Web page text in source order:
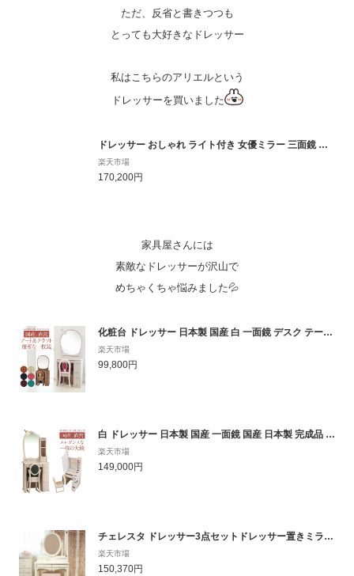
ただ、反省と書きつつも
とっても大好きなドレッサー
私はこちらのアリエルという
ドレッサーを買いました
ドレッサー おしゃれ ライト付き 女優ミラー 三面鏡 可愛い デスク 完成品 日本製 明るい LED テーブル コンパクト 照明 白 ホワイト アンティーク 姫系 かわいい 開梱設置付 女優ライト 国産 アリエル 婚礼家具 結婚 新築 マーメイド
楽天市場
170,200円
家具屋さんには
素敵なドレッサーが沢山で
めちゃくちゃ悩みました💦
化粧台 ドレッサー 日本製 国産 白 一面鏡 デスク テーブル アンティーク 大きい 国産 日本製 完成品 可愛い 鏡 ホテル 丸藤 おしゃれ 鏡台 最高品質 組み立て 設置 無料 キャスバル【日本製 送料無料】
楽天市場
99,800円
白 ドレッサー 日本製 国産 一面鏡 国産 日本製 完成品 デスク テーブル コンパクト 可愛い アンティーク 一面鏡 白 鏡 ホテル モダン【日本製】 マシェリア 送料無料
楽天市場
149,000円
チェレスタ ドレッサー3点セットドレッサー置きミラー＋82デスク＋スツール つまみ選択可 日本製 オリジナルデザイン エレガント ホワイト ドレッサー セット ローズ かわいい おしゃれ プリンセス 姫系 化粧台 国産 木製
楽天市場
150,370円